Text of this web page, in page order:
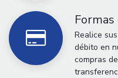
Realice
débito en
compras